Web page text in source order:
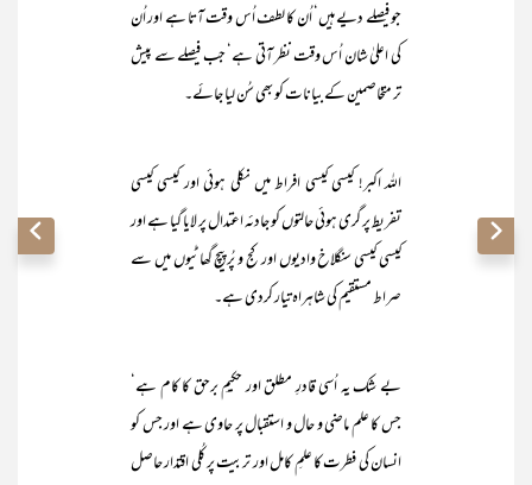
جو فیصلے دیے ہیں‘ اُن کا لطف اُس وقت آتا ہے اور اُن
کی اعلیٰ شان اُس وقت نظر آتی ہے‘ جب فیصلے سے پیش
تر متخاصمین کے بیانات کو بھی سُن لیا جائے۔
اللہ اکبر! کیسی کیسی افراط میں نکلی ہوئی اور کیسی کیسی
تفریط پر گری ہوئی حالتوں کو جادئہ اعتدال پر لایا گیا ہے اور
کیسی کیسی سنگلاخ وادیوں اور کج و پُرپیچ گھاٹیوں میں سے
صراط مستقیم کی شاہراہ تیار کردی ہے۔
بے شک یہ اُسی قادرِ مطلق اور حکیمِ برحق کا کام ہے‘
جس کا علم ماضی و حال و استقبال پر حاوی ہے اور جس کو
انسان کی فطرت کا علمِ کامل اور تربیت پر کُلی اقتدار حاصل